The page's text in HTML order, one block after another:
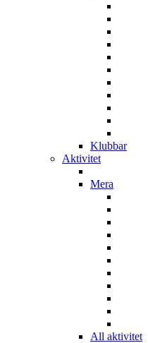
Klubbar
Aktivitet
Mera
All aktivitet